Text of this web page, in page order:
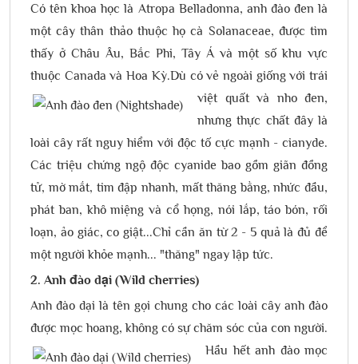
Có tên khoa học là Atropa Belladonna, anh đào đen là
một cây thân thảo thuộc họ cà Solanaceae, được tìm
thấy ở Châu Âu, Bắc Phi, Tây Á và một số khu vực
thuộc Canada và Hoa Kỳ.Dù có vẻ ngoài giống với trái
việt quất và nho đen,
nhưng thực chất đây là
loài cây rất nguy hiểm với độc tố cực mạnh - cianyde.
Các triệu chứng ngộ độc cyanide bao gồm giãn đồng
tử, mờ mắt, tim đập nhanh, mất thăng bằng, nhức đầu,
phát ban, khô miệng và cổ họng, nói lắp, táo bón, rối
loạn, ảo giác, co giật...Chỉ cần ăn từ 2 - 5 quả là đủ để
một người khỏe mạnh... "thăng" ngay lập tức.
2. Anh đào dại (Wild cherries)
Anh đào dại là tên gọi chung cho các loài cây anh đào
được mọc hoang, không có sự chăm sóc của con người.
Hầu hết anh đào mọc